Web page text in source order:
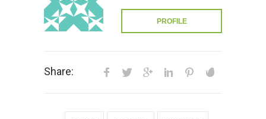
PROFILE
Share: